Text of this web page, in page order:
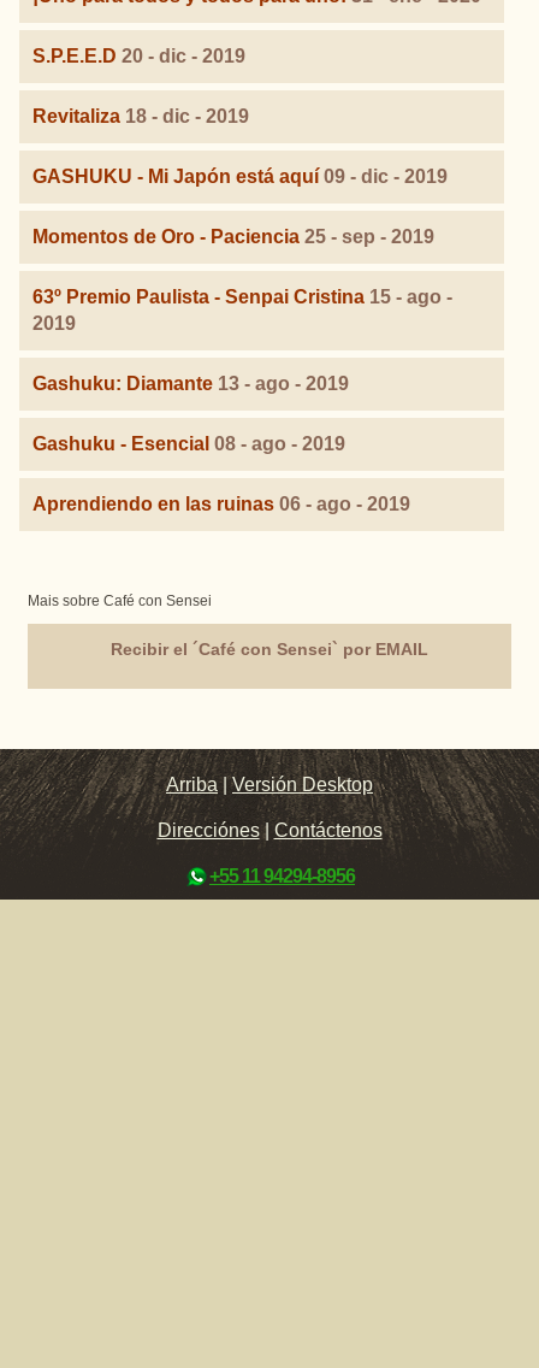
S.P.E.E.D 20 - dic - 2019
Revitaliza 18 - dic - 2019
GASHUKU - Mi Japón está aquí 09 - dic - 2019
Momentos de Oro - Paciencia 25 - sep - 2019
63º Premio Paulista - Senpai Cristina 15 - ago -
2019
Gashuku: Diamante 13 - ago - 2019
Gashuku - Esencial 08 - ago - 2019
Aprendiendo en las ruinas 06 - ago - 2019
Mais sobre Café con Sensei
Recibir el ´Café con Sensei` por EMAIL
Arriba |Versión Desktop
Direcciónes| Contáctenos
+55 11 94294-8956